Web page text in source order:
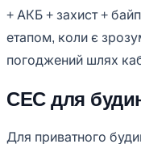
+ АКБ + захист +
етапом, коли є
погоджений шлях
СЕС для
Для приватного